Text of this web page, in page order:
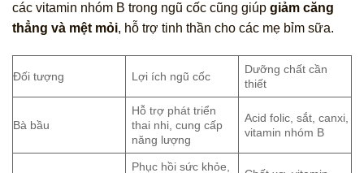
các vitamin nhóm B trong ngũ cốc cũng giúp giảm căng
thẳng và mệt mỏi, hỗ trợ tinh thần cho các mẹ bỉm sữa.
Đối tượng Lợi ích ngũ cốc
Dưỡng chất cần
thiết
Bà bầu
Hỗ trợ phát triển
thai nhi, cung cấp
năng lượng
Acid folic, sắt, canxi,
vitamin nhóm B
Phục hồi sức khỏe,